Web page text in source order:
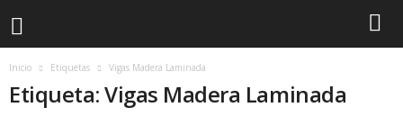
Inicio Etiquetas Vigas Madera Laminada
Etiqueta: Vigas Madera Laminada